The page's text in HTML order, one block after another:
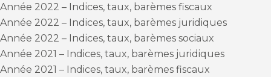
Année 2022 – Indices, taux, barèmes fiscaux
Année 2022 – Indices, taux, barèmes juridiques
Année 2022 – Indices, taux, barèmes sociaux
Année 2021 – Indices, taux, barèmes juridiques
Année 2021 – Indices, taux, barèmes fiscaux